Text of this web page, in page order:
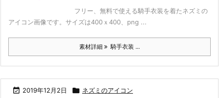
フリー、無料で使える騎手衣装を着たネズミの
アイコン画像です。サイズは400ｘ400、png ...
素材詳細 騎手衣装 ...
 2019年12月2日  ネズミのアイコン